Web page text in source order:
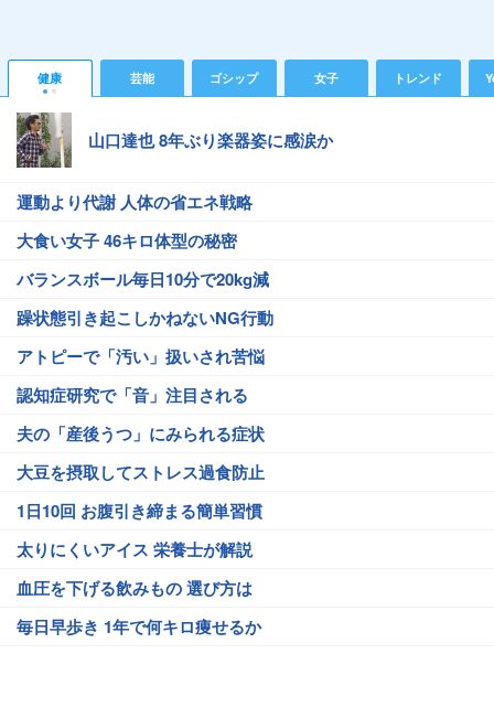
健康 芸能 ゴシップ 女子 トレンド
山口達也 8年ぶり楽器姿に感涙か
運動より代謝 人体の省エネ戦略
大食い女子 46キロ体型の秘密
バランスボール毎日10分で20kg減
躁状態引き起こしかねないNG行動
アトピーで「汚い」扱いされ苦悩
認知症研究で「音」注目される
夫の「産後うつ」にみられる症状
大豆を摂取してストレス過食防止
1日10回 お腹引き締まる簡単習慣
太りにくいアイス 栄養士が解説
血圧を下げる飲みもの 選び方は
毎日早歩き 1年で何キロ痩せるか